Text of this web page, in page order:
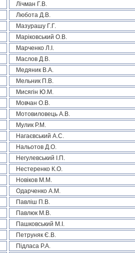
Лічман Г.В.
Любота Д.В.
Мазурашу Г.Г.
Маріковський О.В.
Марченко Л.І.
Маслов Д.В.
Медяник В.А.
Мельник П.В.
Мисягін Ю.М.
Мовчан О.В.
Мотовиловець А.В.
Мулик Р.М.
Нагаєвський А.С.
Нальотов Д.О.
Негулевський І.П.
Нестеренко К.О.
Новіков М.М.
Одарченко А.М.
Павліш П.В.
Павлюк М.В.
Пашковський М.І.
Петруняк Є.В.
Підласа Р.А.